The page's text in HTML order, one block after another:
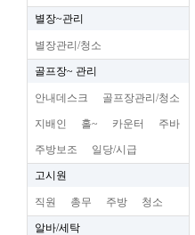
별장~관리
별장관리/청소
골프장~ 관리
안내데스크 골프장관리/청소
지배인 홀~ 카운터 주바
주방보조 일당/시급
고시원
직원 총무 주방 청소
알바/세탁